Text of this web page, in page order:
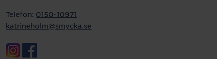
Telefon: 0150-10971
katrineholm@smycka.se